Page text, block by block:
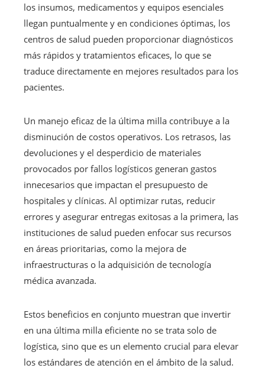
los insumos, medicamentos y equipos esenciales
llegan puntualmente y en condiciones óptimas, los
centros de salud pueden proporcionar diagnósticos
más rápidos y tratamientos eficaces, lo que se
traduce directamente en mejores resultados para los
pacientes.
Un manejo eficaz de la última milla contribuye a la
disminución de costos operativos. Los retrasos, las
devoluciones y el desperdicio de materiales
provocados por fallos logísticos generan gastos
innecesarios que impactan el presupuesto de
hospitales y clínicas. Al optimizar rutas, reducir
errores y asegurar entregas exitosas a la primera, las
instituciones de salud pueden enfocar sus recursos
en áreas prioritarias, como la mejora de
infraestructuras o la adquisición de tecnología
médica avanzada.
Estos beneficios en conjunto muestran que invertir
en una última milla eficiente no se trata solo de
logística, sino que es un elemento crucial para elevar
los estándares de atención en el ámbito de la salud.